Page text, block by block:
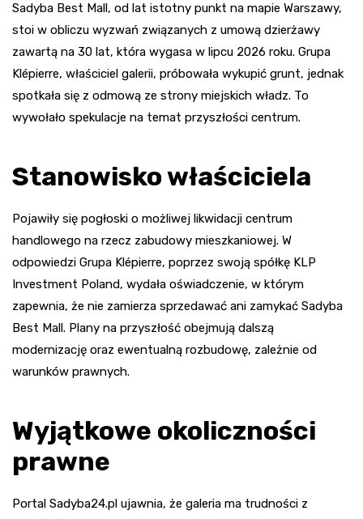
Sadyba Best Mall, od lat istotny punkt na mapie Warszawy,
stoi w obliczu wyzwań związanych z umową dzierżawy
zawartą na 30 lat, która wygasa w lipcu 2026 roku. Grupa
Klépierre, właściciel galerii, próbowała wykupić grunt, jednak
spotkała się z odmową ze strony miejskich władz. To
wywołało spekulacje na temat przyszłości centrum.
Stanowisko właściciela
Pojawiły się pogłoski o możliwej likwidacji centrum
handlowego na rzecz zabudowy mieszkaniowej. W
odpowiedzi Grupa Klépierre, poprzez swoją spółkę KLP
Investment Poland, wydała oświadczenie, w którym
zapewnia, że nie zamierza sprzedawać ani zamykać Sadyba
Best Mall. Plany na przyszłość obejmują dalszą
modernizację oraz ewentualną rozbudowę, zależnie od
warunków prawnych.
Wyjątkowe okoliczności
prawne
Portal Sadyba24.pl ujawnia, że galeria ma trudności z